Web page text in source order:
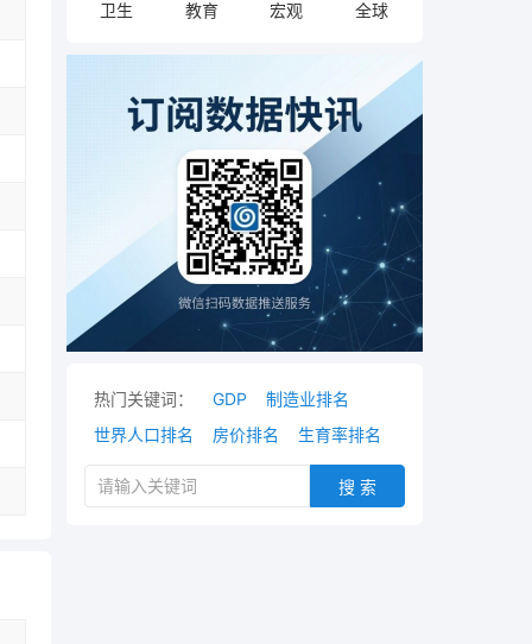
卫生 教育 宏观 全球
热门关键词： GDP
制造业排名
世界人口排名
房价排名 生育率排名
搜 索